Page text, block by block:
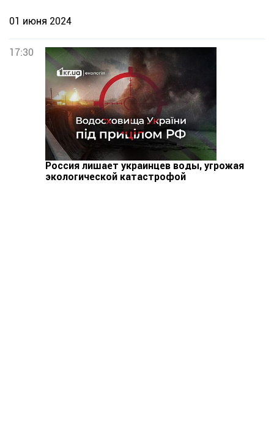
01 июня 2024
17:30
Россия лишает украинцев воды, угрожая
экологической катастрофой